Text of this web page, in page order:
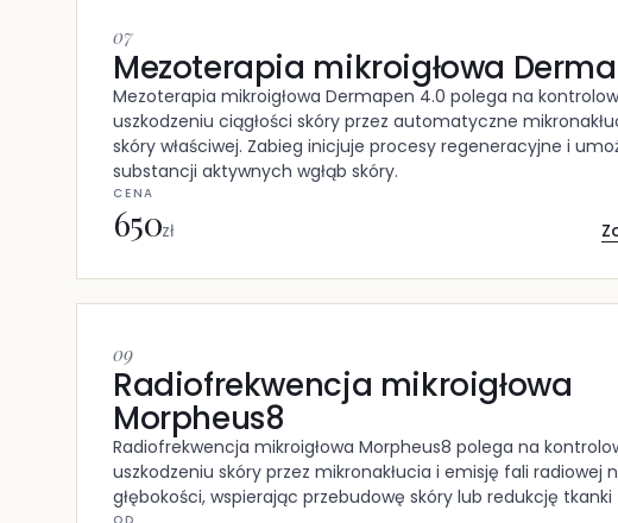
07
Mezoterapia mikroigłowa
Mezoterapia mikroigłowa Dermapen 4.0 polega na
uszkodzeniu ciągłości skóry przez automatyczne
skóry właściwej. Zabieg inicjuje procesy regeneracyjne i
substancji aktywnych wgłąb skóry.
CENA
650zł
09
Radiofrekwencja mikroigłowa
Morpheus8
Radiofrekwencja mikroigłowa Morpheus8 polega na
uszkodzeniu skóry przez mikronakłucia i emisję fali radiowej
głębokości, wspierając przebudowę skóry lub redukcję tkanki
OD